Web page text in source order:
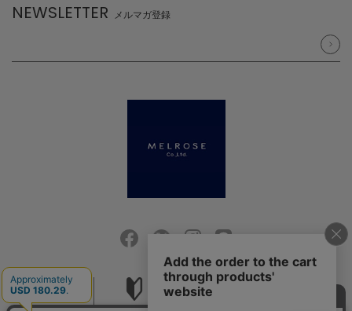
NEWSLETTER メルマガ登録